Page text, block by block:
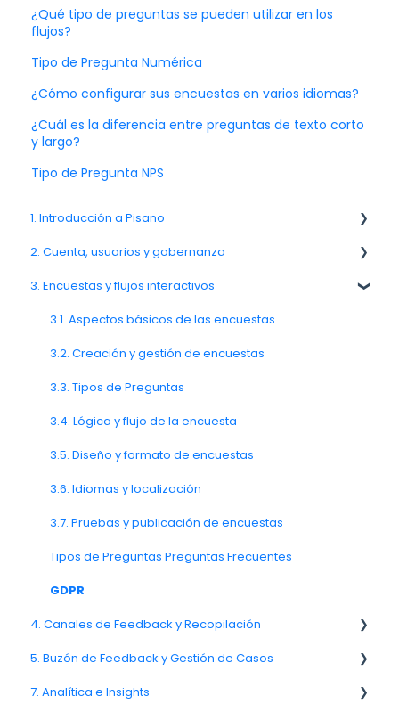
¿Qué tipo de preguntas se pueden utilizar en los
flujos?
Tipo de Pregunta Numérica
¿Cómo configurar sus encuestas en varios idiomas?
¿Cuál es la diferencia entre preguntas de texto corto
y largo?
Tipo de Pregunta NPS
1. Introducción a Pisano
1.1. Visión general de la plataforma Pisano
1.3. Navegación y espacio de trabajo
2. Cuenta, usuarios y gobernanza
Equipos, unidades y organización
2.6. Notificaciones y preferencias del usuario
3. Encuestas y flujos interactivos
3.1. Aspectos básicos de las encuestas
3.2. Creación y gestión de encuestas
3.3. Tipos de Preguntas
3.4. Lógica y flujo de la encuesta
3.5. Diseño y formato de encuestas
3.6. Idiomas y localización
3.7. Pruebas y publicación de encuestas
Tipos de Preguntas Preguntas Frecuentes
GDPR
4. Canales de Feedback y Recopilación
4.11. Entrega y rendimiento de canales
Canal de Enlace
5. Buzón de Feedback y Gestión de Casos
Spam
7. Analítica e Insights